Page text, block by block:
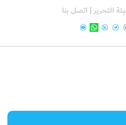
التحرير | اتصل بنا